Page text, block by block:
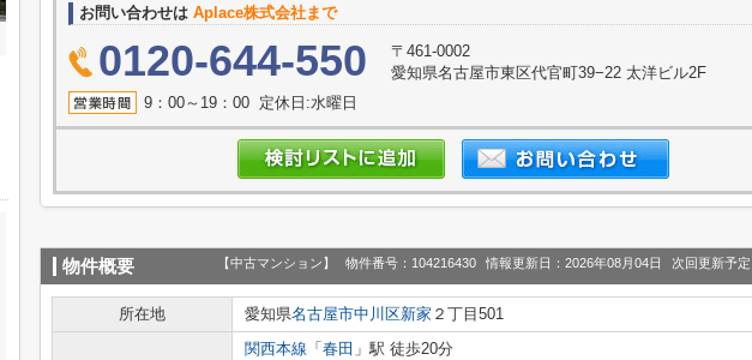
お問い合わせは Aplace株式会社まで
0120-644-550
〒461-0002
愛知県名古屋市東区代官町39−22 太洋ビル2F
9：00～19：00 定休日:水曜日
物件概要 【中古マンション】 物件番号：104216430 情報更新日：2026年08月04日 次回更新予
所在地 愛知県名古屋市中川区新家 ２丁目501
関西本線 「 春田 」駅 徒歩20分